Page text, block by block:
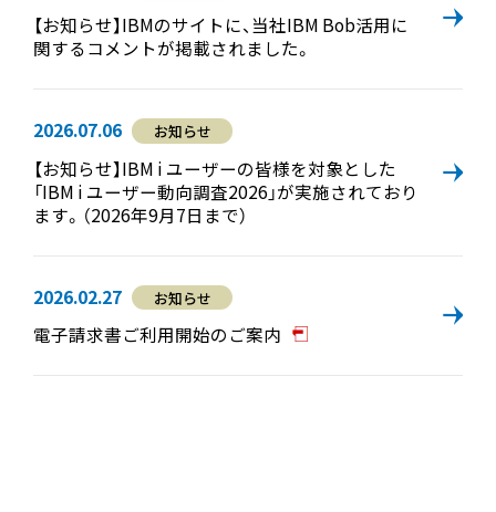
【お知らせ】IBMのサイトに、当社IBM Bob活用に
関するコメントが掲載されました。
2026.07.06 お知らせ
【お知らせ】IBM i ユーザーの皆様を対象とした
「IBM i ユーザー動向調査2026」が実施されており
ます。（2026年9月7日まで）
2026.02.27 お知らせ
電子請求書ご利用開始のご案内